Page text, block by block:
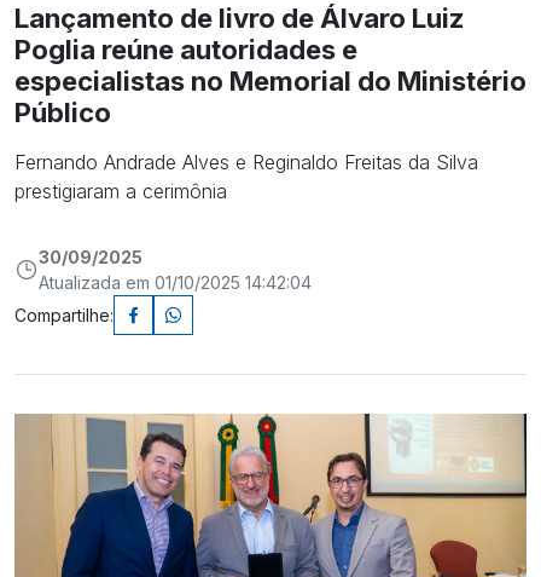
Lançamento de livro de Álvaro Luiz
Poglia reúne autoridades e
especialistas no Memorial do Ministério
Público
Fernando Andrade Alves e Reginaldo Freitas da Silva
prestigiaram a cerimônia
30/09/2025
Atualizada em 01/10/2025 14:42:04
Compartilhe: